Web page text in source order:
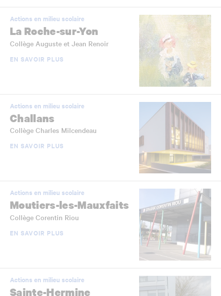
Actions en milieu scolaire
La Roche-sur-Yon
Collège Auguste et Jean Renoir
EN SAVOIR PLUS
Actions en milieu scolaire
Challans
Collège Charles Milcendeau
EN SAVOIR PLUS
Actions en milieu scolaire
Moutiers-les-Mauxfaits
Collège Corentin Riou
EN SAVOIR PLUS
Actions en milieu scolaire
Sainte-Hermine